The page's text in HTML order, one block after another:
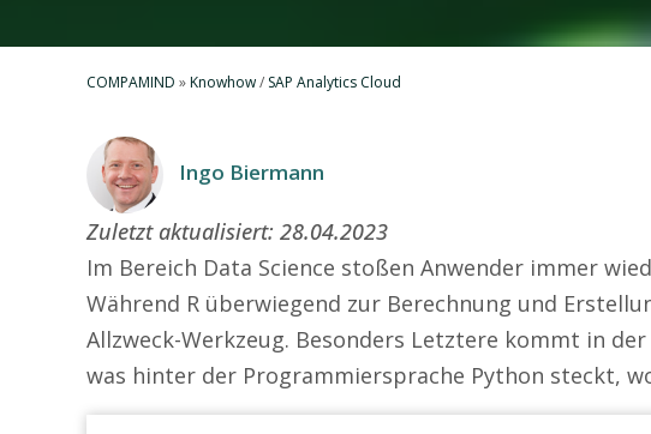
COMPAMIND »Knowhow/ SAP Analytics Cloud
Ingo Biermann
Zuletzt aktualisiert: 28.04.2023
Im Bereich Data Science stoßen Anwender immer
Während R überwiegend zur Berechnung und
Allzweck-Werkzeug. Besonders Letztere kommt in
was hinter der Programmiersprache Python steckt,